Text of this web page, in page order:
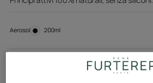
Aerosol Aerosol
200ml